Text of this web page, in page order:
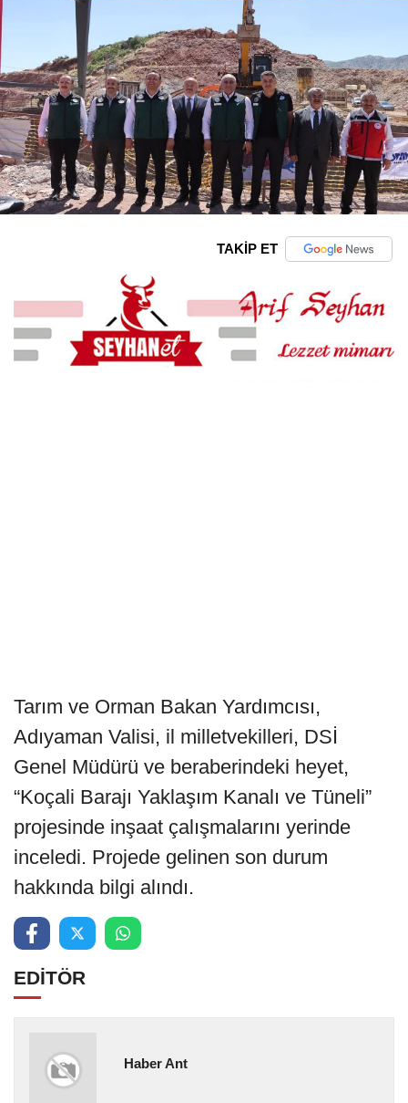
TAKİP ET
Tarım ve Orman Bakan Yardımcısı,
Adıyaman Valisi, il milletvekilleri, DSİ
Genel Müdürü ve beraberindeki heyet,
“Koçali Barajı Yaklaşım Kanalı ve Tüneli”
projesinde inşaat çalışmalarını yerinde
inceledi. Projede gelinen son durum
hakkında bilgi alındı.
EDİTÖR
Haber Ant